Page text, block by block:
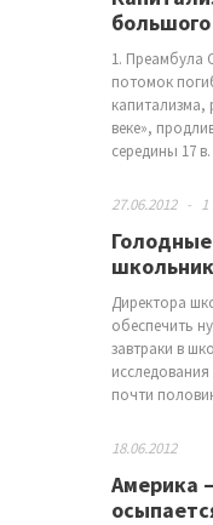
1. Преамбула
потомок
капитализма,
веке»,
середины 17
27.06.2012 -
Директора
обеспечить
завтраки в
почти
18.06.2012
Америка